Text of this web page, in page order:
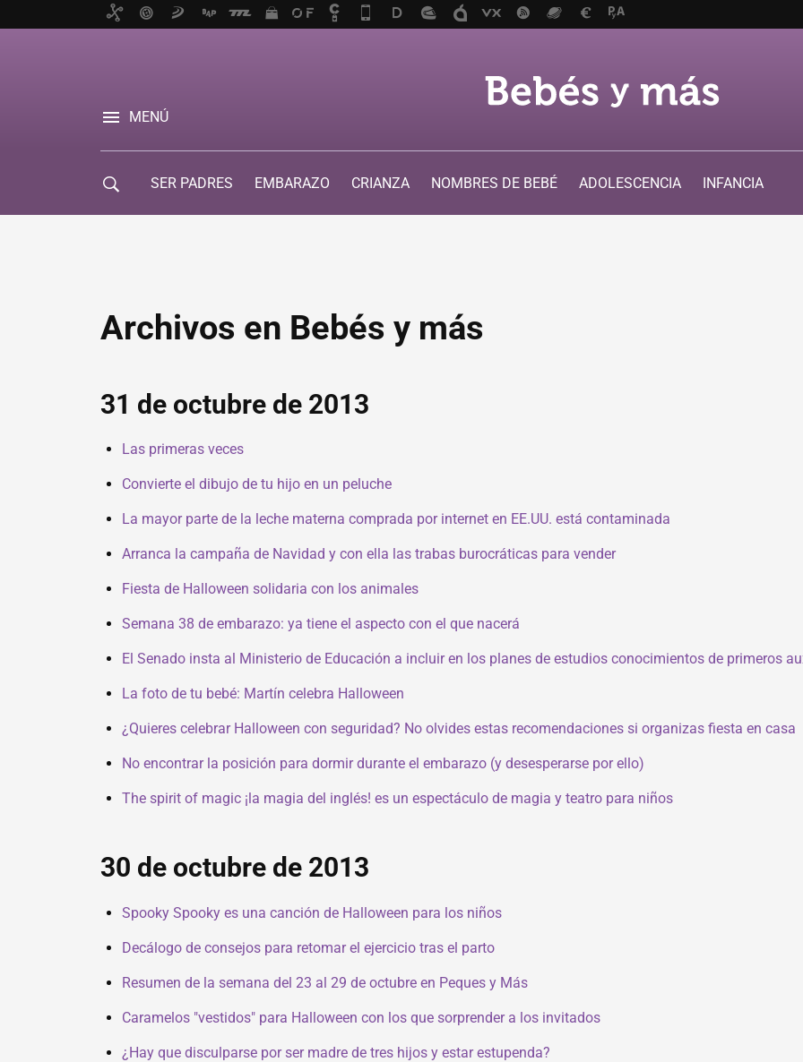
MENÚ
SER PADRES EMBARAZO CRIANZA NOMBRES DE BEBÉ ADOLESCENCIA
INFANCIA
Archivos en Bebés y más
31 de octubre de 2013
Las primeras veces
Convierte el dibujo de tu hijo en un peluche
La mayor parte de la leche materna comprada por internet en EE.UU. está contaminada
Arranca la campaña de Navidad y con ella las trabas burocráticas para vender
Fiesta de Halloween solidaria con los animales
Semana 38 de embarazo: ya tiene el aspecto con el que nacerá
El Senado insta al Ministerio de Educación a incluir en los planes de estudios conocimientos de primeros
La foto de tu bebé: Martín celebra Halloween
¿Quieres celebrar Halloween con seguridad? No olvides estas recomendaciones si organizas fiesta en casa
No encontrar la posición para dormir durante el embarazo (y desesperarse por ello)
The spirit of magic ¡la magia del inglés! es un espectáculo de magia y teatro para niños
30 de octubre de 2013
Spooky Spooky es una canción de Halloween para los niños
Decálogo de consejos para retomar el ejercicio tras el parto
Resumen de la semana del 23 al 29 de octubre en Peques y Más
Caramelos "vestidos" para Halloween con los que sorprender a los invitados
¿Hay que disculparse por ser madre de tres hijos y estar estupenda?